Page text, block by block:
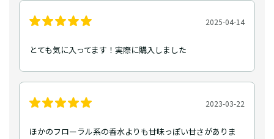
2025-04-14
とても気に入ってます！実際に購入しました
2023-03-22
ほかのフローラル系の香水よりも甘味っぽい甘さがありま